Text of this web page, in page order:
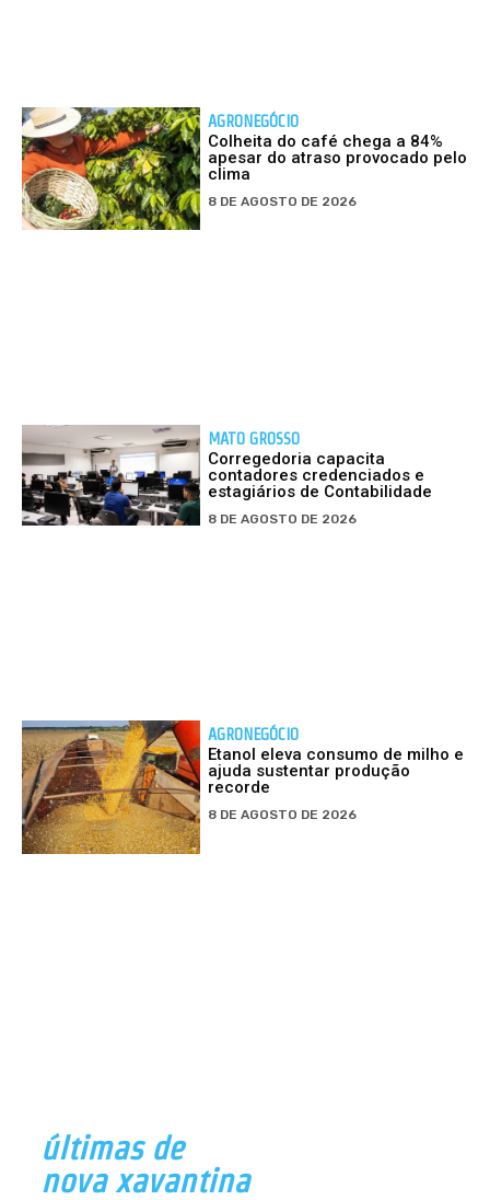
AGRONEGÓCIO
Colheita do café chega a 84%
apesar do atraso provocado pelo
clima
8 DE AGOSTO DE 2026
MATO GROSSO
Corregedoria capacita
contadores credenciados e
estagiários de Contabilidade
8 DE AGOSTO DE 2026
AGRONEGÓCIO
Etanol eleva consumo de milho e
ajuda sustentar produção
recorde
8 DE AGOSTO DE 2026
últimas de
nova xavantina